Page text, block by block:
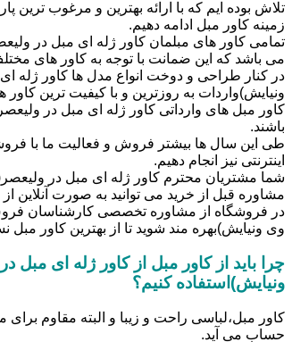
تلاش بوده ایم که با ارائه بهترین و مرغوب ترین
زمینه کاور مبل ادامه دهیم.
تمامی کاور های مبلمان کاور ژله ای مبل در
می باشد که این ضمانت با توجه به کاور های
در کنار طراحی و دوخت انواع مدل ها کاور ژله
ونیایش)واردات به روزترین و با کیفیت ترین
کاور مبل های وارداتی کاور ژله ای مبل در
باشند.
طی این سال ها بیشتر فروش و فعالیت ما با
اینترنتی نیز انجام دهیم.
شما مشتریان محترم کاور ژله ای مبل در
مشاوره قبل از خرید می توانید به صورت آنلاین
در فروشگاه از مشاوره تخصصی کارشناسان
وی ونیایش)بهره مند شوید تا از بهترین کاور
چرا باید از کاور مبل از کاور ژله ای
ونیایش)استفاده کنیم؟
کاور مبل،لباسی راحت و زیبا و البته مقاوم
حساب می آید.